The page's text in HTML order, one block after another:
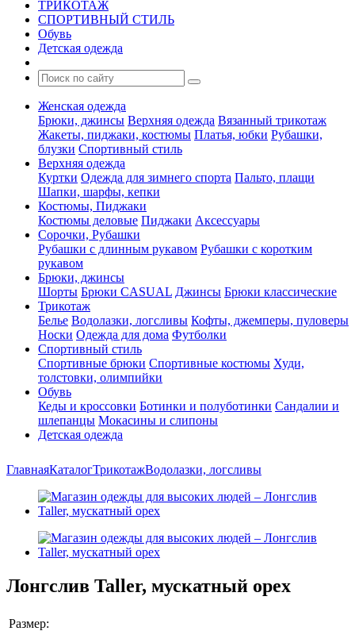
ТРИКОТАЖ
СПОРТИВНЫЙ СТИЛЬ
Обувь
Детская одежда
Женская одежда
Брюки, джинсы Верхняя одежда Вязанный трикотаж
Жакеты, пиджаки, костюмы Платья, юбки Рубашки,
блузки Спортивный стиль
Верхняя одежда
Куртки Одежда для зимнего спорта Пальто, плащи
Шапки, шарфы, кепки
Костюмы, Пиджаки
Костюмы деловые Пиджаки Аксессуары
Сорочки, Рубашки
Рубашки с длинным рукавом Рубашки с коротким
рукавом
Брюки, джинсы
Шорты Брюки CASUAL Джинсы Брюки классические
Трикотаж
Белье Водолазки, логсливы Кофты, джемперы, пуловеры
Носки Одежда для дома Футболки
Спортивный стиль
Спортивные брюки Спортивные костюмы Худи,
толстовки, олимпийки
Обувь
Кеды и кроссовки Ботинки и полуботинки Сандалии и
шлепанцы Мокасины и слипоны
Детская одежда
ГлавнаяКаталогТрикотажВодолазки, логсливы
Лонгслив Taller, мускатный орех
Размер: